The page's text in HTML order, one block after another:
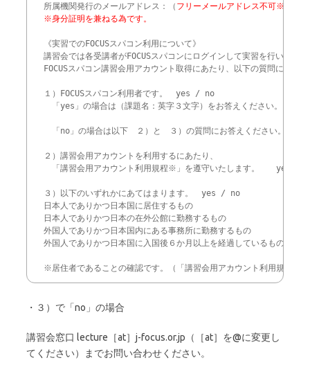
所属機関発行のメールアドレス：（ フリーメールアドレス不可※
《実習でのFOCUSスパコン利用について》
講習会では各受講者がFOCUSスパコンにログインして実習を行います。
FOCUSスパコン講習会用アカウント取得にあたり、以下の質問に　
１）FOCUSスパコン利用者です。　yes / no
「yes」の場合は（課題名：英字３文字）をお答えください。（　　
「no」の場合は以下　２）と　３）の質問にお答えください。
２）講習会用アカウントを利用するにあたり、
「講習会用アカウント利用規程※」を遵守いたします。　　yes /
３）以下のいずれかにあてはまります。　yes / no
日本人でありかつ日本国に居住するもの
日本人でありかつ日本の在外公館に勤務するもの
外国人でありかつ日本国内にある事務所に勤務するもの
外国人でありかつ日本国に入国後６か月以上を経過しているもの
※居住者であることの確認です。（「講習会用アカウント利用規程」
・３）で「no」の場合
講習会窓口 lecture［at］j-focus.or.jp（［at］を@に変更し
てください）までお問い合わせください。